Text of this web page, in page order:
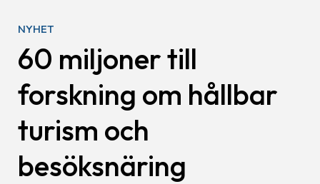
NYHET
60 miljoner till
forskning om hållbar
turism och
besöksnäring